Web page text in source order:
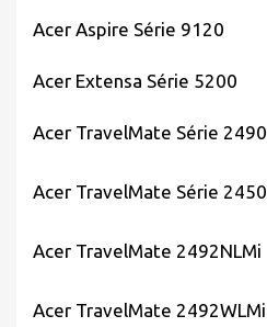
Acer Aspire Série 9120
Acer Extensa Série 5200
Acer TravelMate Série 2490
Acer TravelMate Série 2450
Acer TravelMate 2492NLMi
Acer TravelMate 2492WLMi